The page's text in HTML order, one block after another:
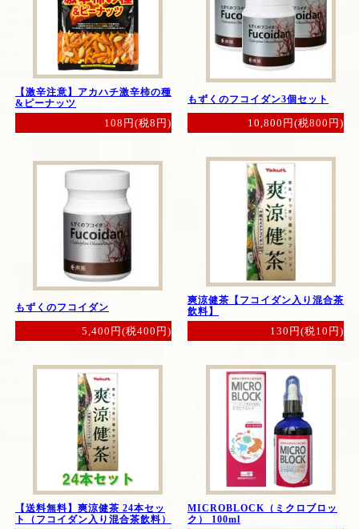
【激辛注意】アカハチ激辛柿の種
&ピーナッツ
108円(税8円)
もずくのフコイダン3個セット
10,800円(税800円)
もずくのフコイダン
5,400円(税400円)
爽涼健茶【フコイダン入り混合茶
飲料】
130円(税10円)
【送料無料】爽涼健茶 24本セッ
ト（フコイダン入り混合茶飲料）
MICROBLOCK（ミクロブロッ
ク） 100ml